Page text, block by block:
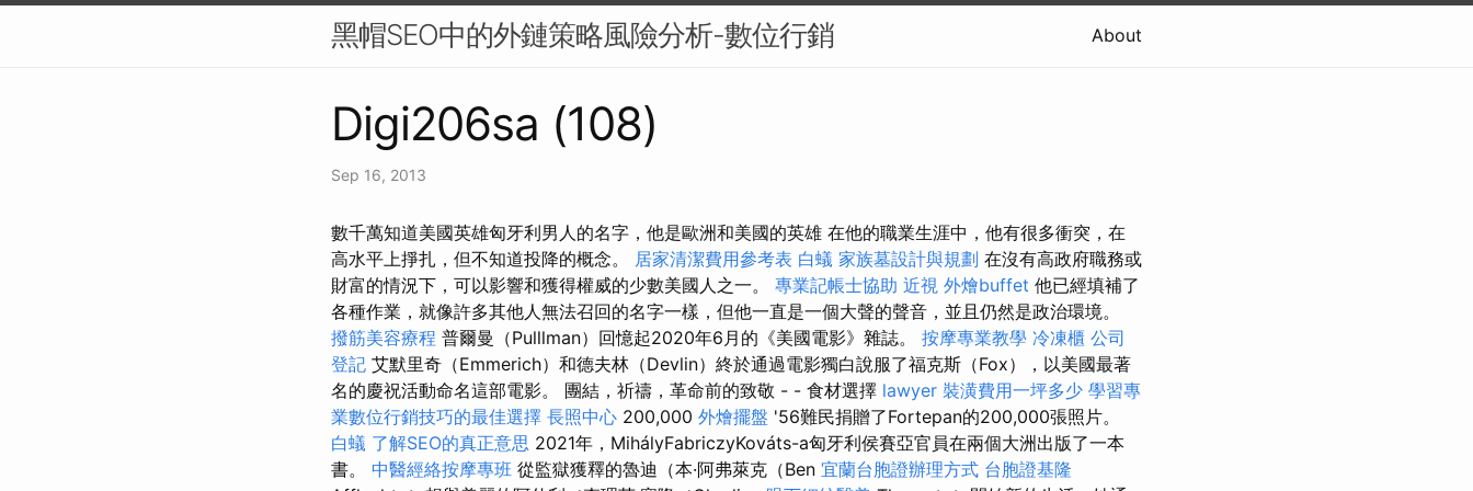
黑帽SEO中的外鏈策略風險分析-數位行銷 About
Digi206sa (108)
Sep 16, 2013
數千萬知道美國英雄匈牙利男人的名字，他是歐洲和美國的英雄 在他的職業生涯中，他有很多衝突，在
高水平上掙扎，但不知道投降的概念。 居家清潔費用參考表 白蟻 家族墓設計與規劃 在沒有高政府職務或
財富的情況下，可以影響和獲得權威的少數美國人之一。 專業記帳士協助 近視 外燴buffet 他已經填補了
各種作業，就像許多其他人無法召回的名字一樣，但他一直是一個大聲的聲音，並且仍然是政治環境。
撥筋美容療程 普爾曼（Pulllman）回憶起2020年6月的《美國電影》雜誌。 按摩專業教學 冷凍櫃 公司
登記 艾默里奇（Emmerich）和德夫林（Devlin）終於通過電影獨白說服了福克斯（Fox），以美國最著
名的慶祝活動命名這部電影。 團結，祈禱，革命前的致敬 - - 食材選擇 lawyer 裝潢費用一坪多少 學習專
業數位行銷技巧的最佳選擇 長照中心 200,000 外燴擺盤 '56難民捐贈了Fortepan的200,000張照片。
白蟻 了解SEO的真正意思 2021年，MihályFabriczyKováts-a匈牙利侯賽亞官員在兩個大洲出版了一本
書。 中醫經絡按摩專班 從監獄獲釋的魯迪（本·阿弗萊克（Ben 宜蘭台胞證辦理方式 台胞證基隆